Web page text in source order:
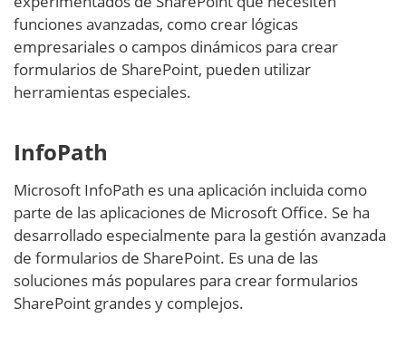
funciones avanzadas, como crear lógicas
empresariales o campos dinámicos para crear
formularios de SharePoint, pueden utilizar
herramientas especiales.
InfoPath
Microsoft InfoPath es una aplicación incluida como
parte de las aplicaciones de Microsoft Office. Se ha
desarrollado especialmente para la gestión avanzada
de formularios de SharePoint. Es una de las
soluciones más populares para crear formularios
SharePoint grandes y complejos.